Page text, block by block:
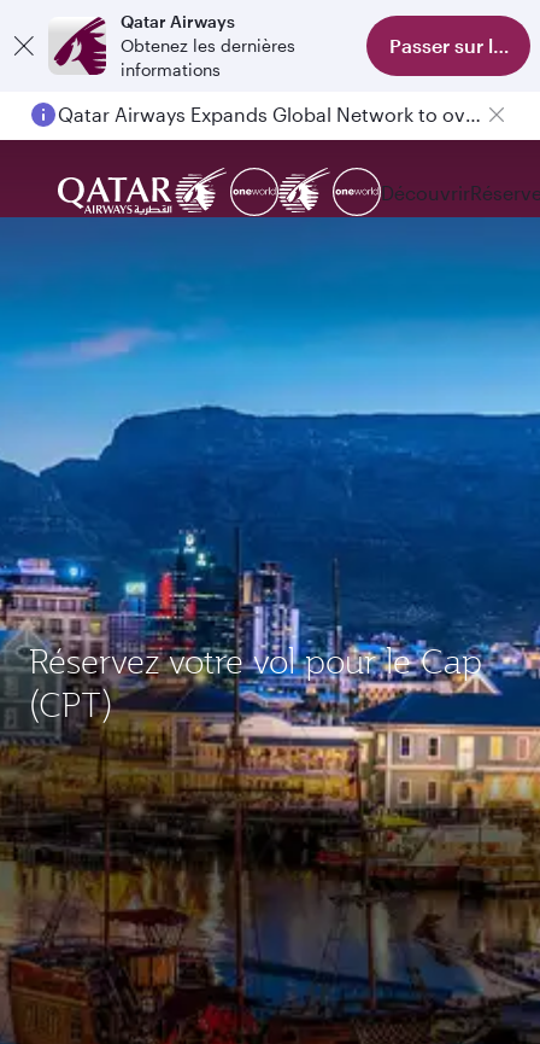
Qatar Airways
Obtenez les dernières
informations
Passer sur
Qatar Airways Expands Global Network to over 160 Destinations
Découvrir
Réservez votre vol pour le Cap
(CPT)